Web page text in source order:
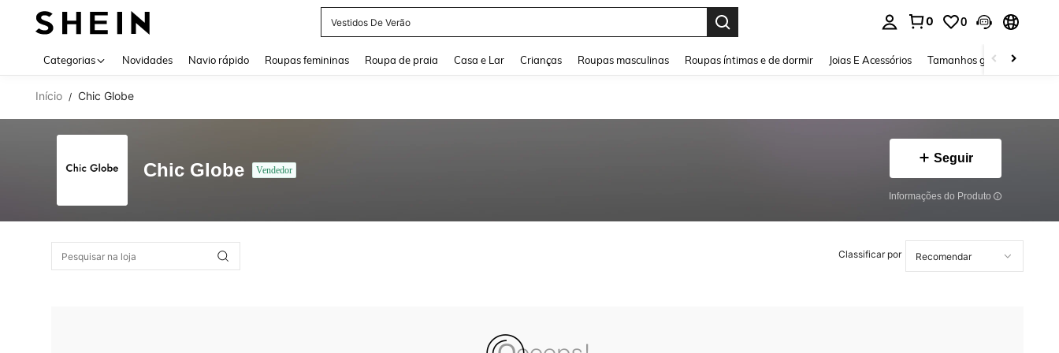
Vestidos De Verão
0 0
Categorias Novidades Navio rápido Roupas femininas Roupa de praia Casa e Lar Crianças Roupas masculinas Roupas íntimas e de dormir Joias E Acessórios Tamanhos grandes
Início / Chic Globe
Chic Globe Vendedor
Seguir
Informações do Produto
Classificar por